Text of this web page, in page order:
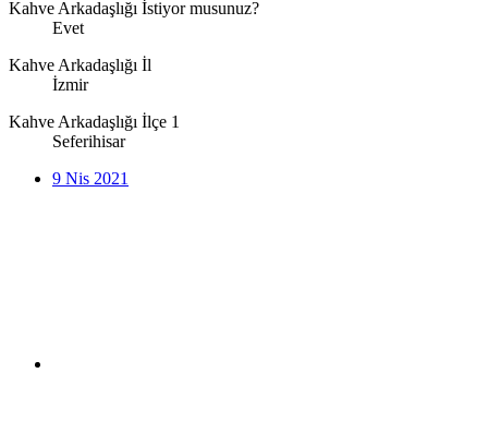
Kahve Arkadaşlığı İstiyor musunuz?
Evet
Kahve Arkadaşlığı İl
İzmir
Kahve Arkadaşlığı İlçe 1
Seferihisar
9 Nis 2021